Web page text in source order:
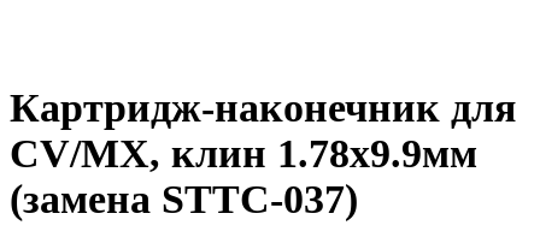
Картридж-наконечник для
СV/MX, клин 1.78х9.9мм
(замена STTC-037)